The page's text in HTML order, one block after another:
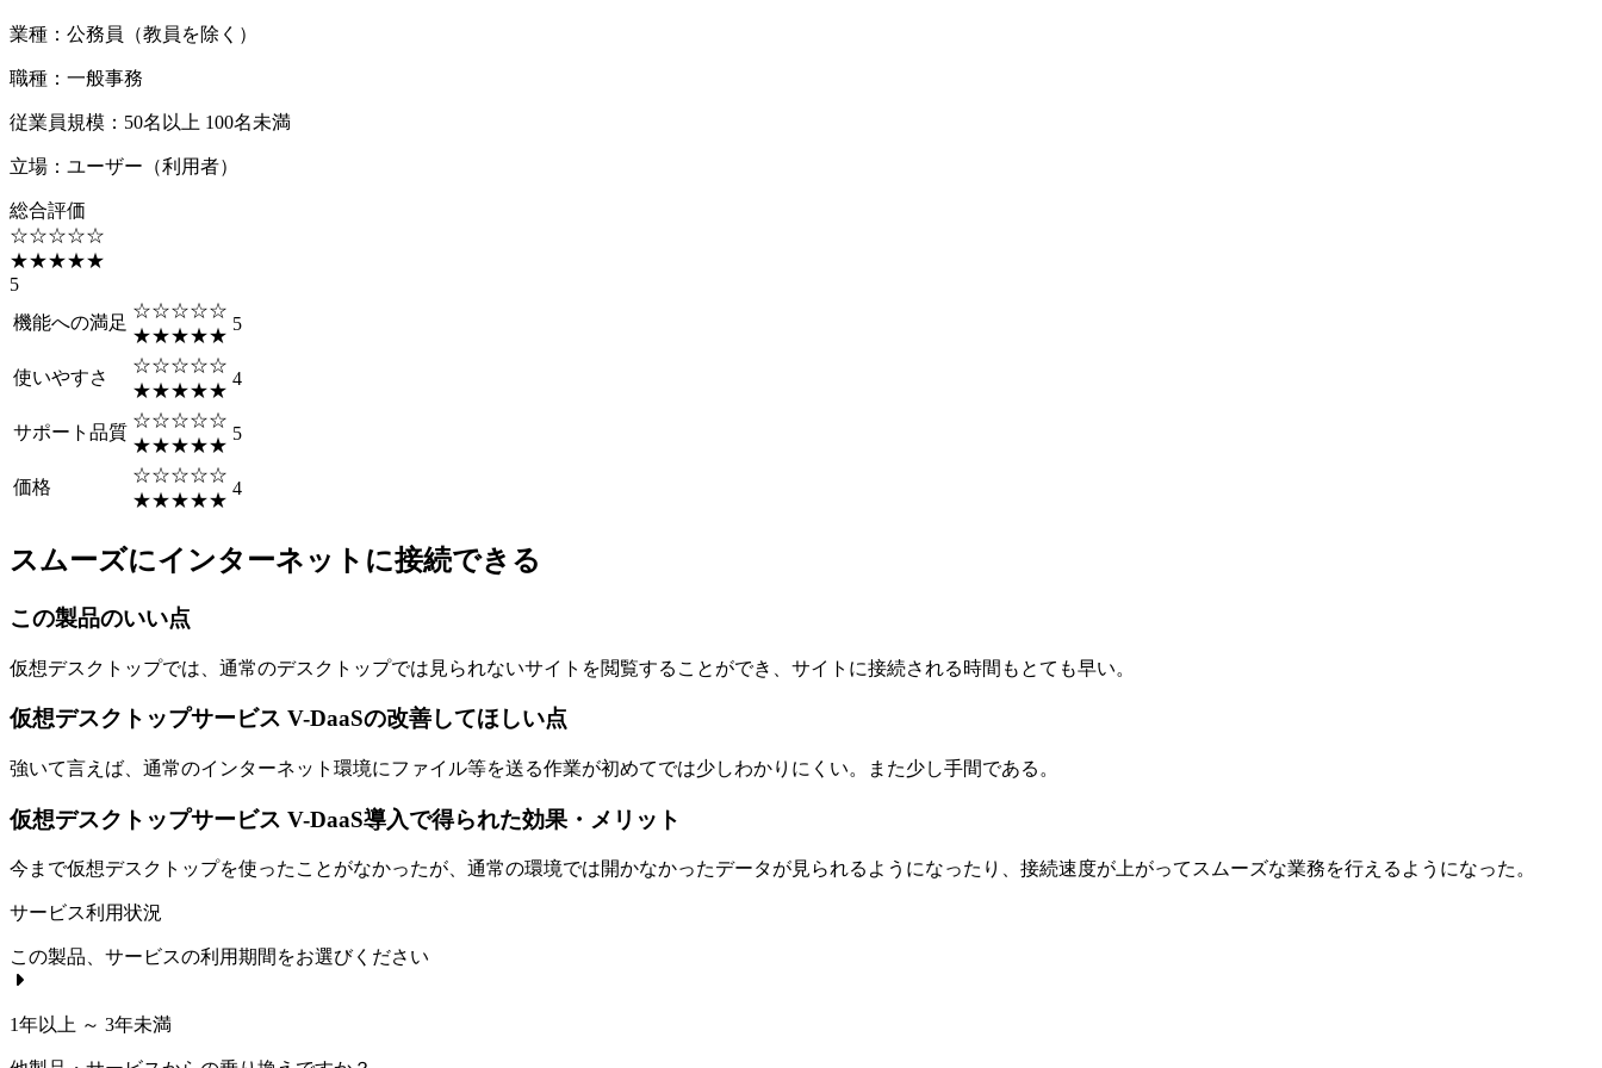
業種 ： 公務員（教員を除く）
職種 ： 一般事務
従業員規模 ： 50名以上 100名未満
立場 ： ユーザー（利用者）
総合評価
☆☆☆☆☆
★★★★★
5
機能への満足
☆☆☆☆☆
★★★★★
5
使いやすさ
☆☆☆☆☆
★★★★★
4
サポート品質
☆☆☆☆☆
★★★★★
5
価格
☆☆☆☆☆
★★★★★
4
スムーズにインターネットに接続できる
この製品のいい点
仮想デスクトップでは、通常のデスクトップでは見られないサイトを閲覧することができ、サイトに接続される時間もとても早い。
仮想デスクトップサービス V-DaaSの改善してほしい点
強いて言えば、通常のインターネット環境にファイル等を送る作業が初めてでは少しわかりにくい。また少し手間である。
仮想デスクトップサービス V-DaaS導入で得られた効果・メリット
今まで仮想デスクトップを使ったことがなかったが、通常の環境では開かなかったデータが見られるようになったり、接続速度が上がってスムーズな業務を行えるようになった。
サービス利用状況
この製品、サービスの利用期間をお選びください
1年以上 ～ 3年未満